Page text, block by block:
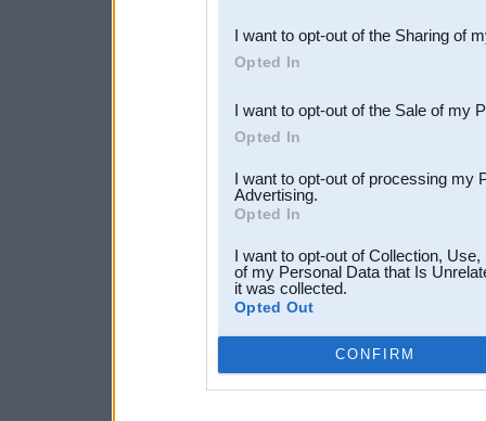
Downstream Participants
third parties.
I want to opt-out of the Sharing of
Opted In
I want to opt-out of the Sale of my
Opted In
I want to opt-out of processing my
Advertising.
Opted In
I want to opt-out of Collection,
of my Personal Data that Is
it was collected.
Opted Out
CONFIRM